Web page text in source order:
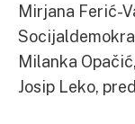
Mirjana Ferić-
Milanka
Josip Leko,